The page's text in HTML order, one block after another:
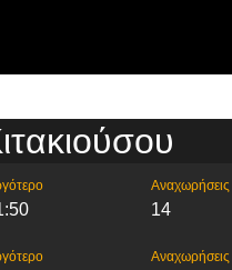
Αναχωρήσεις
14
Αναχωρήσεις